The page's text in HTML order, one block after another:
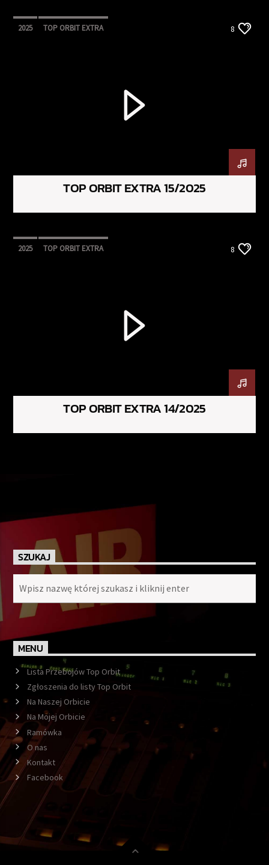
2025 TOP ORBIT EXTRA 8
TOP ORBIT EXTRA 15/2025
2025 TOP ORBIT EXTRA 8
TOP ORBIT EXTRA 14/2025
SZUKAJ
MENU
Lista Przebojów Top Orbit
Zgłoszenia do listy Top Orbit
Na Naszej Orbicie
Na Mojej Orbicie
Ramówka
O nas
Kontakt
Facebook